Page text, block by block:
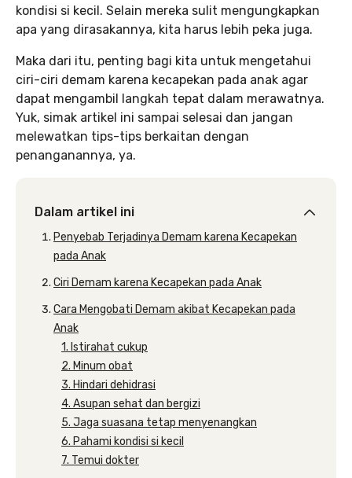
kondisi si kecil. Selain mereka sulit mengungkapkan
apa yang dirasakannya, kita harus lebih peka juga.
Maka dari itu, penting bagi kita untuk mengetahui
ciri-ciri demam karena kecapekan pada anak agar
dapat mengambil langkah tepat dalam merawatnya.
Yuk, simak artikel ini sampai selesai dan jangan
melewatkan tips-tips berkaitan dengan
penanganannya, ya.
Dalam artikel ini
Penyebab Terjadinya Demam karena Kecapekan
pada Anak
Ciri Demam karena Kecapekan pada Anak
Cara Mengobati Demam akibat Kecapekan pada
Anak
1. Istirahat cukup
2. Minum obat
3. Hindari dehidrasi
4. Asupan sehat dan bergizi
5. Jaga suasana tetap menyenangkan
6. Pahami kondisi si kecil
7. Temui dokter